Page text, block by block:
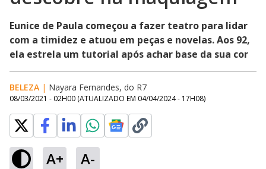
Eunice de Paula começou a fazer teatro para lidar
com a timidez e atuou em peças e novelas. Aos 92,
ela estrela um tutorial após achar base da sua cor
BELEZA | Nayara Fernandes, do R7
08/03/2021 - 02H00 (ATUALIZADO EM 04/04/2024 - 17H08)
A+ A-